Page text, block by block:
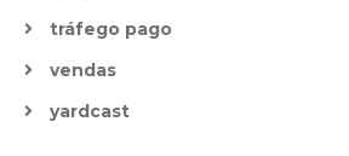
tráfego pago
vendas
yardcast